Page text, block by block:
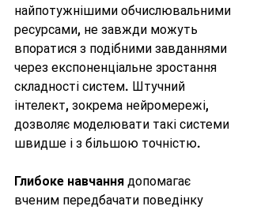
найпотужнішими обчислювальними
ресурсами, не завжди можуть
впоратися з подібними завданнями
через експоненціальне зростання
складності систем. Штучний
інтелект, зокрема нейромережі,
дозволяє моделювати такі системи
швидше і з більшою точністю.
Глибоке навчання допомагає
вченим передбачати поведінку